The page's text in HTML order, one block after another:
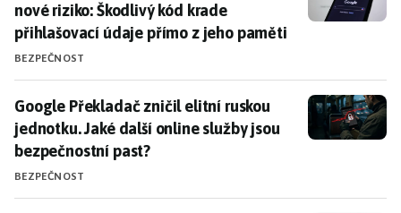
nové riziko: Škodlivý kód krade
přihlašovací údaje přímo z jeho paměti
BEZPEČNOST
Google Překladač zničil elitní ruskou jednotku. Jaké
Google Překladač zničil elitní ruskou
jednotku. Jaké další online služby jsou
bezpečnostní past?
BEZPEČNOST